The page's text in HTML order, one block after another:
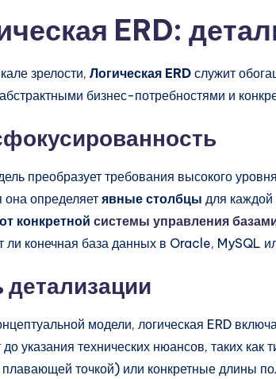
ERD:
зрелости, Логическая ERD служит
бизнес-потребностями и
преобразует требования высокого
она определяет явные столбцы для каждой
конкретной системы управления
ли конечная база данных в Oracle, MySQL
детализации
модели, логическая ERD
указания технических нюансов, таких
плавающей точкой) или конкретные длины